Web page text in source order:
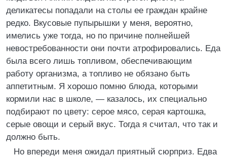
деликатесы попадали на столы ее граждан крайне
редко. Вкусовые пупырышки у меня, вероятно,
имелись уже тогда, но по причине полнейшей
невостребованности они почти атрофировались. Еда
была всего лишь топливом, обеспечивающим
работу организма, а топливо не обязано быть
аппетитным. Я хорошо помню блюда, которыми
кормили нас в школе, — казалось, их специально
подбирают по цвету: серое мясо, серая картошка,
серые овощи и серый вкус. Тогда я считал, что так и
должно быть.
Но впереди меня ожидал приятный сюрприз. Едва